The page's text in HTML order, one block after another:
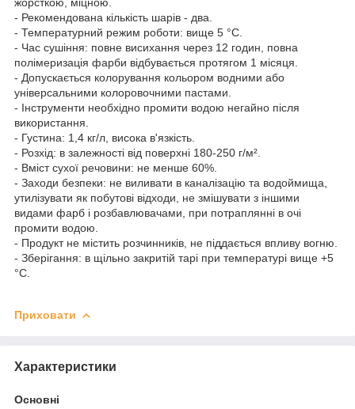
- Рекомендована кількість шарів - два.
- Температурний режим роботи: вище 5 °C.
- Час сушіння: повне висихання через 12 годин, повна
полімеризація фарби відбувається протягом 1 місяця.
- Допускається колорування кольором водними або
універсальними колоровочними пастами.
- Інструменти необхідно промити водою негайно після
використання.
- Густина: 1,4 кг/л, висока в'язкість.
- Розхід: в залежності від поверхні 180-250 г/м².
- Вміст сухої речовини: не менше 60%.
- Заходи безпеки: не виливати в каналізацію та водоймища,
утилізувати як побутові відходи, не змішувати з іншими
видами фарб і розбавлювачами, при потраплянні в очі
промити водою.
- Продукт не містить розчинників, не піддається впливу вогню.
- Зберігання: в щільно закритій тарі при температурі вище +5
°C.
Приховати
Характеристики
Основні